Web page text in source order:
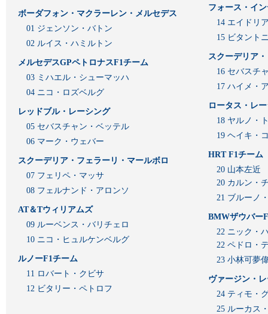
ボーダフォン・マクラーレン・メルセデス
01 ジェンソン・バトン
02 ルイス・ハミルトン
メルセデスGPペトロナスF1チーム
03 ミハエル・シューマッハ
04 ニコ・ロズベルグ
レッドブル・レーシング
05 セバスチャン・ベッテル
06 マーク・ウェバー
スクーデリア・フェラーリ・マールボロ
07 フェリペ・マッサ
08 フェルナンド・アロンソ
AT＆Tウィリアムズ
09 ルーベンス・バリチェロ
10 ニコ・ヒュルケンベルグ
ルノーF1チーム
11 ロバート・クビサ
12 ビタリー・ペトロフ
フォース・イ
14 エイドリ
15 ビタント
スクーデリア
16 セバスチ
17 ハイメ・
ロータス・レ
18 ヤルノ・
19 ヘイキ・
HRT F1チーム
20 山本左近
20 カルン・
21 ブルーノ
BMWザウバー
22 ニック・
22 ペドロ・
23 小林可夢
ヴァージン・
24 ティモ・
25 ルーカス